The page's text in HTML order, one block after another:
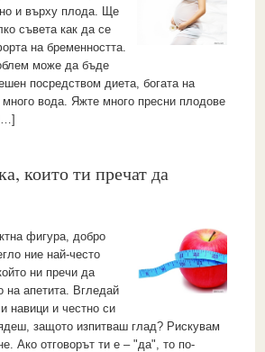
и върху плода. Ще
съвета как да се
на бременността.
може да бъде
посредством диета, богата на
вода. Яжте много пресни плодове
които ти пречат да
фигура, добро
ние най-често
ни пречи да
на апетита. Вгледай
навици и честно си
защото изпитваш глад? Рискувам
Ако отговорът ти е – "да", то по-